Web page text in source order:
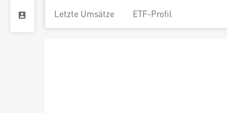
Letzte Umsätze ETF-Profil